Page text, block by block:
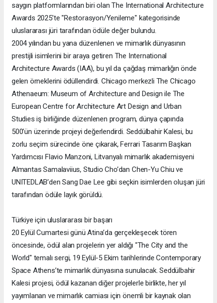
saygın platformlarından biri olan The International Architecture
Awards 2025’te "Restorasyon/Yenileme" kategorisinde
uluslararası jüri tarafından ödüle değer bulundu.
2004 yılından bu yana düzenlenen ve mimarlık dünyasının
prestijli isimlerini bir araya getiren The International
Architecture Awards (IAA), bu yıl da çağdaş mimarlığın önde
gelen örneklerini ödüllendirdi. Chicago merkezli The Chicago
Athenaeum: Museum of Architecture and Design ile The
European Centre for Architecture Art Design and Urban
Studies iş birliğinde düzenlenen program, dünya çapında
500’ün üzerinde projeyi değerlendirdi. Seddülbahir Kalesi, bu
zorlu seçim sürecinde öne çıkarak, Ferrari Tasarım Başkan
Yardımcısı Flavio Manzoni, Litvanyalı mimarlık akademisyeni
Almantas Samalaviius, Studio Cho’dan Chen-Yu Chiu ve
UNITEDLAB’den Sang Dae Lee gibi seçkin isimlerden oluşan jüri
tarafından ödüle layık görüldü.
Türkiye için uluslararası bir başarı
20 Eylül Cumartesi günü Atina’da gerçekleşecek tören
öncesinde, ödül alan projelerin yer aldığı "The City and the
World" temalı sergi, 19 Eylül-5 Ekim tarihlerinde Contemporary
Space Athens’te mimarlık dünyasına sunulacak. Seddülbahir
Kalesi projesi, ödül kazanan diğer projelerle birlikte, her yıl
yayımlanan ve mimarlık camiası için önemli bir kaynak olan